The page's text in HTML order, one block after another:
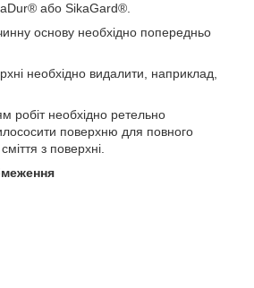
або SikaGard®.
основу необхідно попередньо
необхідно видалити, наприклад,
робіт необхідно ретельно
поверхню для повного
з поверхні.